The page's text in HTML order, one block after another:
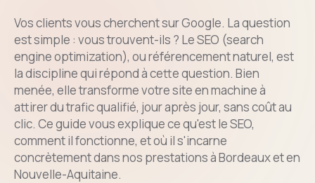
Vos clients vous cherchent sur Google. La question
est simple : vous trouvent-ils ? Le SEO (search
engine optimization), ou référencement naturel, est
la discipline qui répond à cette question. Bien
menée, elle transforme votre site en machine à
attirer du trafic qualifié, jour après jour, sans coût au
clic. Ce guide vous explique ce qu'est le SEO,
comment il fonctionne, et où il s'incarne
concrètement dans nos prestations à Bordeaux et en
Nouvelle-Aquitaine.